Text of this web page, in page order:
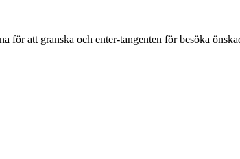
att granska och enter-tangenten för besöka